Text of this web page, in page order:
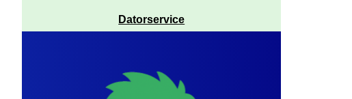
Datorservice